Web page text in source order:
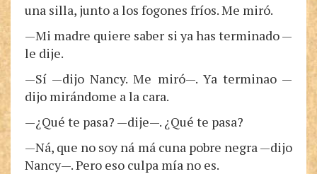
una silla, junto a los fogones fríos. Me miró.
—Mi madre quiere saber si ya has terminado —
le dije.
—Sí —dijo Nancy. Me miró—. Ya terminao —
dijo mirándome a la cara.
—¿Qué te pasa? —dije—. ¿Qué te pasa?
—Ná, que no soy ná má cuna pobre negra —dijo
Nancy—. Pero eso culpa mía no es.